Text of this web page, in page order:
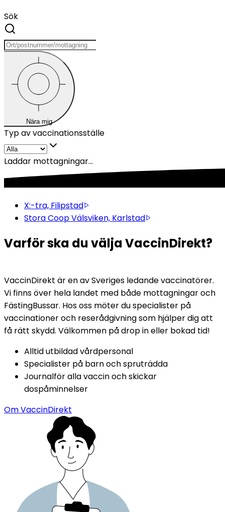
Sök
Nära mig
Typ av vaccinationsställe
Laddar mottagningar...
X:-tra, Filipstad
Stora Coop Välsviken, Karlstad
Varför ska du välja VaccinDirekt?
VaccinDirekt är en av Sveriges ledande vaccinatörer.
Vi finns över hela landet med både mottagningar och
FästingBussar. Hos oss möter du specialister på
vaccinationer och reserådgivning som hjälper dig att
få rätt skydd. Välkommen på drop in eller bokad tid!
Alltid utbildad vårdpersonal
Specialister på barn och spruträdda
Journalför alla vaccin och skickar
dospåminnelser
Om VaccinDirekt